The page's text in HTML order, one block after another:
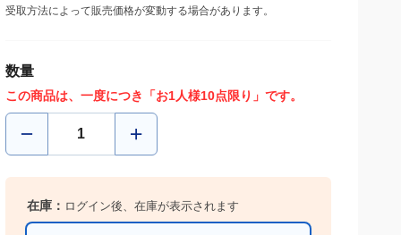
受取方法によって販売価格が変動する場合があります。
数量
この商品は、一度につき「お1人様10点限り」です。
在庫： ログイン後、在庫が表示されます